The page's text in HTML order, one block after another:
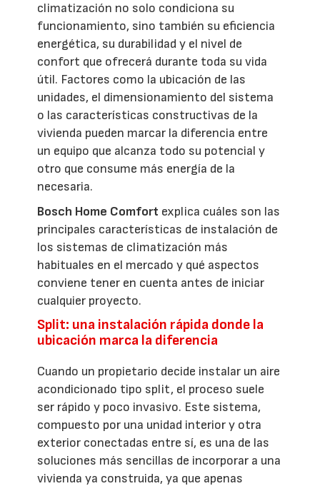
climatización no solo condiciona su
funcionamiento, sino también su eficiencia
energética, su durabilidad y el nivel de
confort que ofrecerá durante toda su vida
útil. Factores como la ubicación de las
unidades, el dimensionamiento del sistema
o las características constructivas de la
vivienda pueden marcar la diferencia entre
un equipo que alcanza todo su potencial y
otro que consume más energía de la
necesaria.
Bosch Home Comfort explica cuáles son las
principales características de instalación de
los sistemas de climatización más
habituales en el mercado y qué aspectos
conviene tener en cuenta antes de iniciar
cualquier proyecto.
Split: una instalación rápida donde la
ubicación marca la diferencia
Cuando un propietario decide instalar un aire
acondicionado tipo split, el proceso suele
ser rápido y poco invasivo. Este sistema,
compuesto por una unidad interior y otra
exterior conectadas entre sí, es una de las
soluciones más sencillas de incorporar a una
vivienda ya construida, ya que apenas